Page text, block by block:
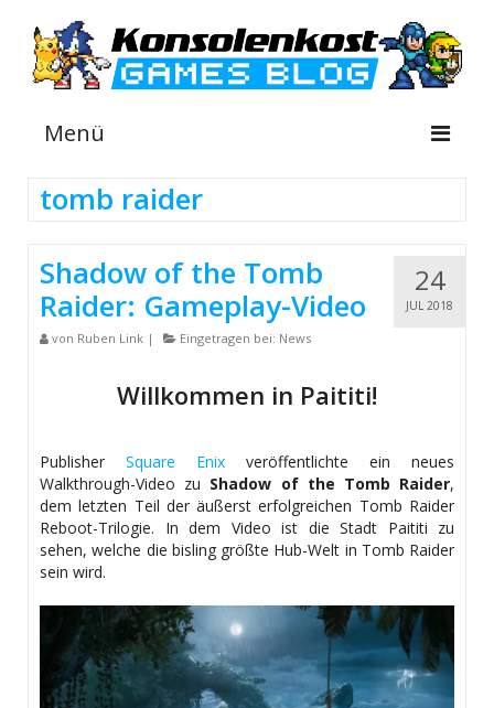
Menü
INFOS
GUIDES
tomb raider
24
JUL 2018
Shadow of the Tomb
Raider: Gameplay-Video
von Ruben Link | Eingetragen bei: News
Willkommen in Paititi!
Publisher Square Enix veröffentlichte ein neues
Walkthrough-Video zu Shadow of the Tomb Raider,
dem letzten Teil der äußerst erfolgreichen Tomb Raider
Reboot-Trilogie. In dem Video ist die Stadt Paititi zu
sehen, welche die bisling größte Hub-Welt in Tomb Raider
sein wird.